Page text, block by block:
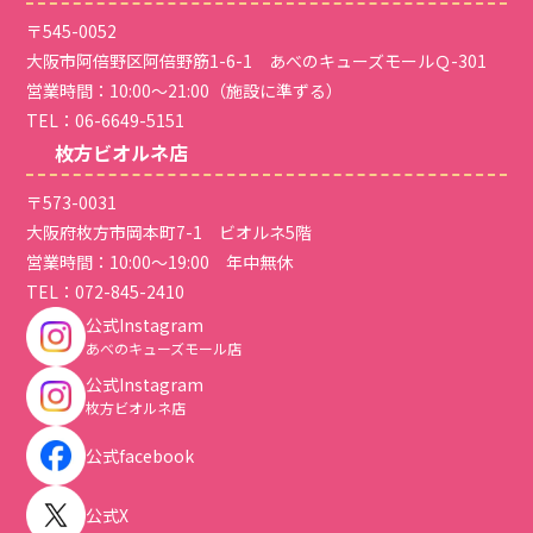
〒545-0052
大阪市阿倍野区阿倍野筋1-6-1 あべのキューズモールＱ-301
営業時間：10:00～21:00（施設に準ずる）
TEL：06-6649-5151
枚方ビオルネ店
〒573-0031
大阪府枚方市岡本町7-1 ビオルネ5階
営業時間：10:00～19:00 年中無休
TEL：072-845-2410
公式Instagram
あべのキューズモール店
公式Instagram
枚方ビオルネ店
公式facebook
公式X